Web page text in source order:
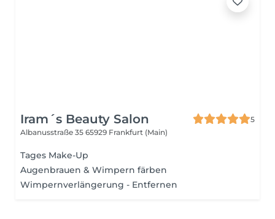
Iram´s Beauty Salon
5
Albanusstraße 35 65929 Frankfurt (Main)
Tages Make-Up
Augenbrauen & Wimpern färben
Wimpernverlängerung - Entfernen